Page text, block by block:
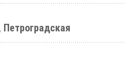
Петроградская